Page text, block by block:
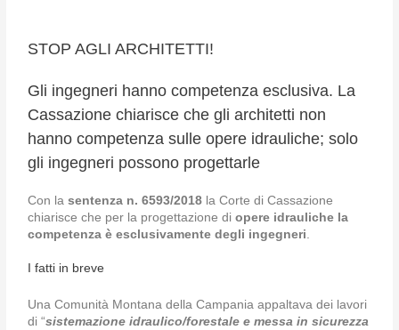
STOP AGLI ARCHITETTI!
Gli ingegneri hanno competenza esclusiva. La
Cassazione chiarisce che gli architetti non
hanno competenza sulle opere idrauliche; solo
gli ingegneri possono progettarle
Con lasentenza n. 6593/2018 la Corte di Cassazione
chiarisce che per la progettazione di opere idrauliche la
competenza è esclusivamente degli ingegneri.
I fatti in breve
Una Comunità Montana della Campania appaltava dei lavori
di “sistemazione idraulico/forestale e messa in sicurezza